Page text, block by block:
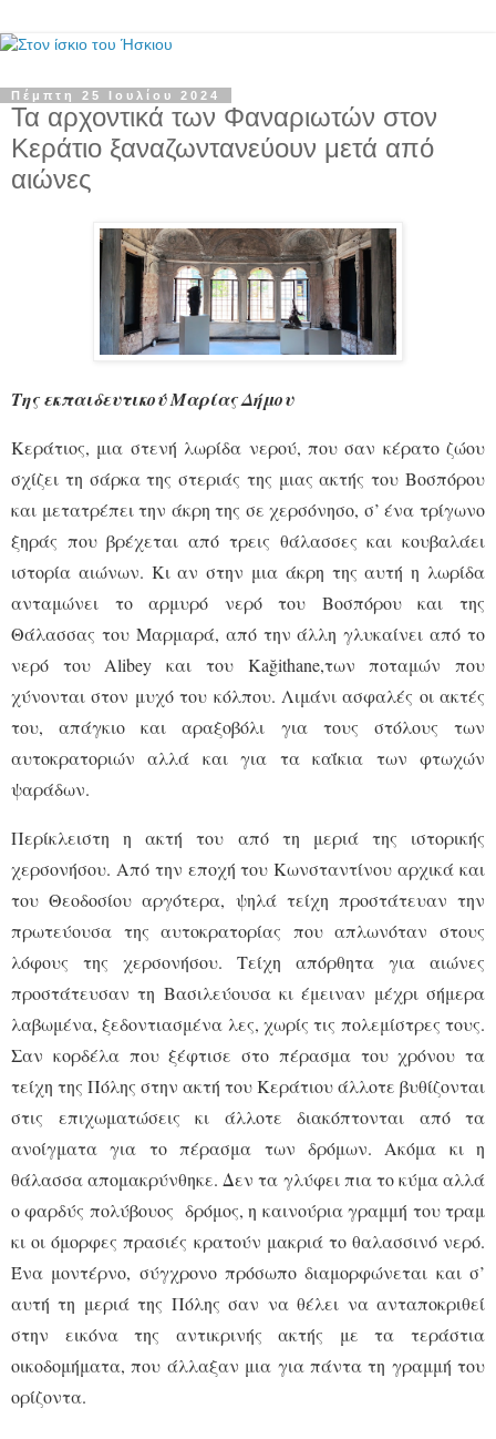
Πέμπτη 25 Ιουλίου 2024
Τα αρχοντικά των Φαναριωτών στον
Κεράτιο ξαναζωντανεύουν μετά από
αιώνες
Της εκπαιδευτικού Μαρίας Δήμου
Κεράτιος, μια στενή λωρίδα νερού, που σαν κέρατο ζώου
σχίζει τη σάρκα της στεριάς της μιας ακτής του Βοσπόρου
και μετατρέπει την άκρη της σε χερσόνησο, σ’ ένα τρίγωνο
ξηράς που βρέχεται από τρεις θάλασσες και κουβαλάει
ιστορία αιώνων. Κι αν στην μια άκρη της αυτή η λωρίδα
ανταμώνει το αρμυρό νερό του Βοσπόρου και της
Θάλασσας του Μαρμαρά, από την άλλη γλυκαίνει από το
νερό του Alibey και του Kağithane,των ποταμών που
χύνονται στον μυχό του κόλπου. Λιμάνι ασφαλές οι ακτές
του, απάγκιο και αραξοβόλι για τους στόλους των
αυτοκρατοριών αλλά και για τα καΐκια των φτωχών
ψαράδων.
Περίκλειστη η ακτή του από τη μεριά της ιστορικής
χερσονήσου. Από την εποχή του Κωνσταντίνου αρχικά και
του Θεοδοσίου αργότερα, ψηλά τείχη προστάτευαν την
πρωτεύουσα της αυτοκρατορίας που απλωνόταν στους
λόφους της χερσονήσου. Τείχη απόρθητα για αιώνες
προστάτευσαν τη Βασιλεύουσα κι έμειναν μέχρι σήμερα
λαβωμένα, ξεδοντιασμένα λες, χωρίς τις πολεμίστρες τους.
Σαν κορδέλα που ξέφτισε στο πέρασμα του χρόνου τα
τείχη της Πόλης στην ακτή του Κεράτιου άλλοτε βυθίζονται
στις επιχωματώσεις κι άλλοτε διακόπτονται από τα
ανοίγματα για το πέρασμα των δρόμων. Ακόμα κι η
θάλασσα απομακρύνθηκε. Δεν τα γλύφει πια το κύμα αλλά
ο φαρδύς πολύβουος δρόμος, η καινούρια γραμμή του τραμ
κι οι όμορφες πρασιές κρατούν μακριά το θαλασσινό νερό.
Ένα μοντέρνο, σύγχρονο πρόσωπο διαμορφώνεται και σ’
αυτή τη μεριά της Πόλης σαν να θέλει να ανταποκριθεί
στην εικόνα της αντικρινής ακτής με τα τεράστια
οικοδομήματα, που άλλαξαν μια για πάντα τη γραμμή του
ορίζοντα.